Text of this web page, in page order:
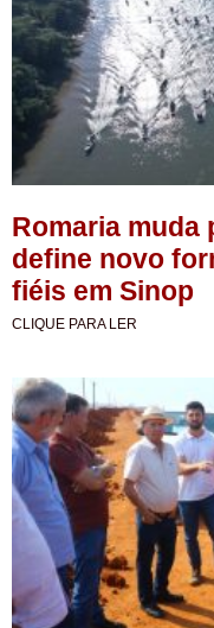
Romaria muda
define novo
fiéis em Sinop
CLIQUE PARA LER